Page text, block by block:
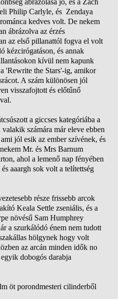
ábrázolása jó, és a Zach
Philip Carlyle, és Zendaya
kedves volt. De nekem
ábrázolva az érzés
az első pillanattól fogva el volt
kézcirógatáson, és annak
kívül nem kapunk
'Rewrite the Stars'-ig, amikor
A szám különösen jól
visszafojtott és előtűnő
a giccses kategóriába a
számára már eleve ebben
jól esik az ember szívének, és
Mr. és Mrs Barnum
ahol a lemenő nap fényében
aaargh sok volt a telítettség
része frissebb arcok
Keala Settle zseniális, és a
növésű Sam Humphrey
a szurkálódó énem nem tudott
hölgynek hogy volt
az arcán minden idők no
dobogós darabja
öt porondmesteri cilinderből